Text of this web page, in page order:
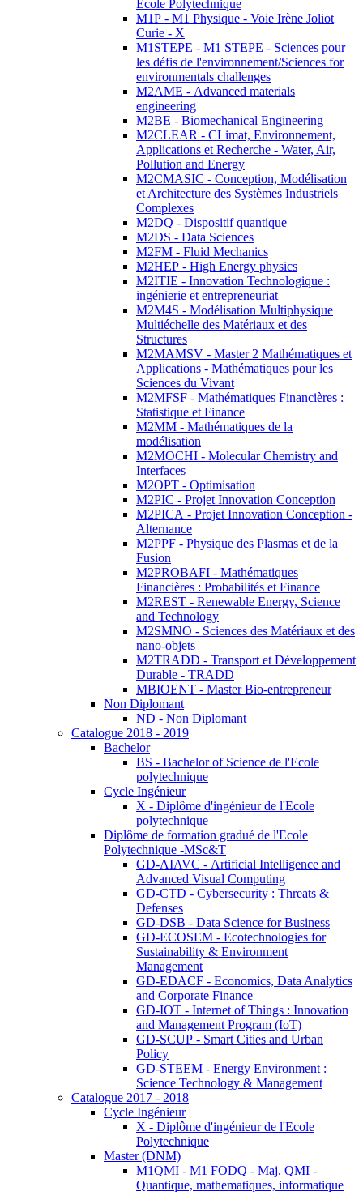
École Polytechnique
M1P - M1 Physique - Voie Irène Joliot
Curie - X
M1STEPE - M1 STEPE - Sciences pour
les défis de l'environnement/Sciences for
environmentals challenges
M2AME - Advanced materials
engineering
M2BE - Biomechanical Engineering
M2CLEAR - CLimat, Environnement,
Applications et Recherche - Water, Air,
Pollution and Energy
M2CMASIC - Conception, Modélisation
et Architecture des Systèmes Industriels
Complexes
M2DQ - Dispositif quantique
M2DS - Data Sciences
M2FM - Fluid Mechanics
M2HEP - High Energy physics
M2ITIE - Innovation Technologique :
ingénierie et entrepreneuriat
M2M4S - Modélisation Multiphysique
Multiéchelle des Matériaux et des
Structures
M2MAMSV - Master 2 Mathématiques et
Applications - Mathématiques pour les
Sciences du Vivant
M2MFSF - Mathématiques Financières :
Statistique et Finance
M2MM - Mathématiques de la
modélisation
M2MOCHI - Molecular Chemistry and
Interfaces
M2OPT - Optimisation
M2PIC - Projet Innovation Conception
M2PICA - Projet Innovation Conception -
Alternance
M2PPF - Physique des Plasmas et de la
Fusion
M2PROBAFI - Mathématiques
Financières : Probabilités et Finance
M2REST - Renewable Energy, Science
and Technology
M2SMNO - Sciences des Matériaux et des
nano-objets
M2TRADD - Transport et Développement
Durable - TRADD
MBIOENT - Master Bio-entrepreneur
Non Diplomant
ND - Non Diplomant
Catalogue 2018 - 2019
Bachelor
BS - Bachelor of Science de l'Ecole
polytechnique
Cycle Ingénieur
X - Diplôme d'ingénieur de l'Ecole
polytechnique
Diplôme de formation gradué de l'Ecole
Polytechnique -MSc&T
GD-AIAVC - Artificial Intelligence and
Advanced Visual Computing
GD-CTD - Cybersecurity : Threats &
Defenses
GD-DSB - Data Science for Business
GD-ECOSEM - Ecotechnologies for
Sustainability & Environment
Management
GD-EDACF - Economics, Data Analytics
and Corporate Finance
GD-IOT - Internet of Things : Innovation
and Management Program (IoT)
GD-SCUP - Smart Cities and Urban
Policy
GD-STEEM - Energy Environment :
Science Technology & Management
Catalogue 2017 - 2018
Cycle Ingénieur
X - Diplôme d'ingénieur de l'Ecole
Polytechnique
Master (DNM)
M1QMI - M1 FODQ - Maj. QMI -
Quantique, mathematiques, informatique